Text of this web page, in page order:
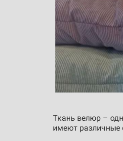
Ткань велюр –
имеют различные